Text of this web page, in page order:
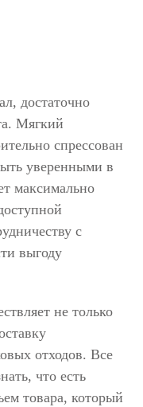
достаточно
Мягкий
спрессован
уверенными в
максимально
с
выгоду
не только
отходов. Все
что есть
товара, который